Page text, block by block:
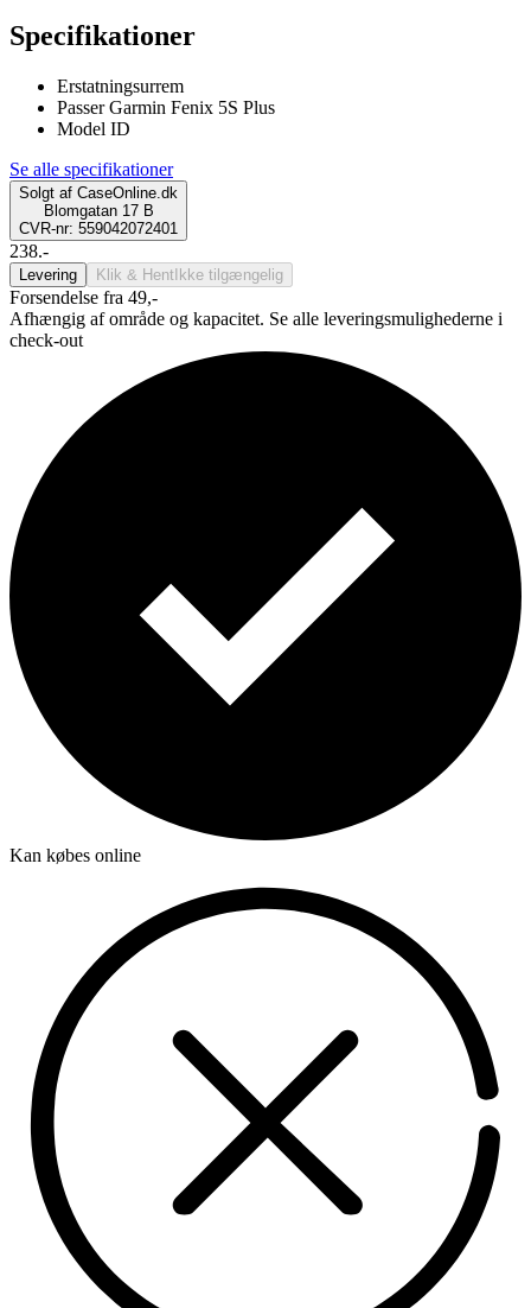
Specifikationer
Erstatningsurrem
Passer Garmin Fenix 5S Plus
Model ID
Se alle specifikationer
Solgt af CaseOnline.dk
Blomgatan 17 B
CVR-nr: 559042072401
238.-
Levering Klik & Hent Ikke tilgængelig
Forsendelse fra 49,-
Afhængig af område og kapacitet. Se alle leveringsmulighederne i
check-out
Kan købes online